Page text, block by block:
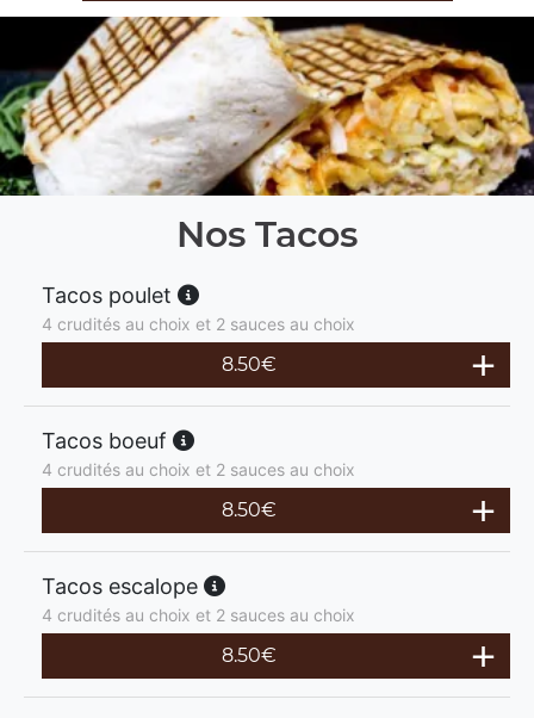
Nos Tacos
Tacos poulet
4 crudités au choix et 2 sauces au choix
8.50€
Tacos boeuf
4 crudités au choix et 2 sauces au choix
8.50€
Tacos escalope
4 crudités au choix et 2 sauces au choix
8.50€